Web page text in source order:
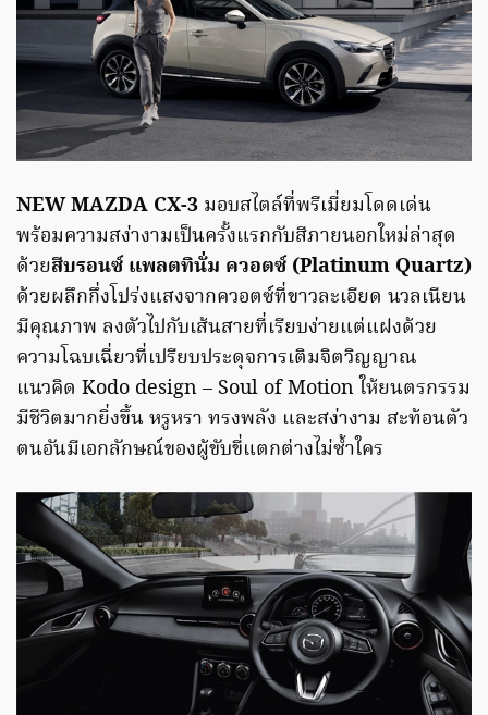
NEW MAZDA CX-3 มอบสไตล์ที่พรีเมี่ยมโดดเด่น
พร้อมความสง่างามเป็นครั้งแรกกับสีภายนอกใหม่ล่าสุด
ด้วยสีบรอนซ์ แพลตทินั่ม ควอตซ์ (Platinum Quartz)
ด้วยผลึกกึ่งโปร่งแสงจากควอตซ์ที่ขาวละเอียด นวลเนียน
มีคุณภาพ ลงตัวไปกับเส้นสายที่เรียบง่ายแต่แฝงด้วย
ความโฉบเฉี่ยวที่เปรียบประดุจการเติมจิตวิญญาณ
แนวคิด Kodo design – Soul of Motion ให้ยนตรกรรม
มีชีวิตมากยิ่งขึ้น หรูหรา ทรงพลัง และสง่างาม สะท้อนตัว
ตนอันมีเอกลักษณ์ของผู้ขับขี่แตกต่างไม่ซ้ำใคร